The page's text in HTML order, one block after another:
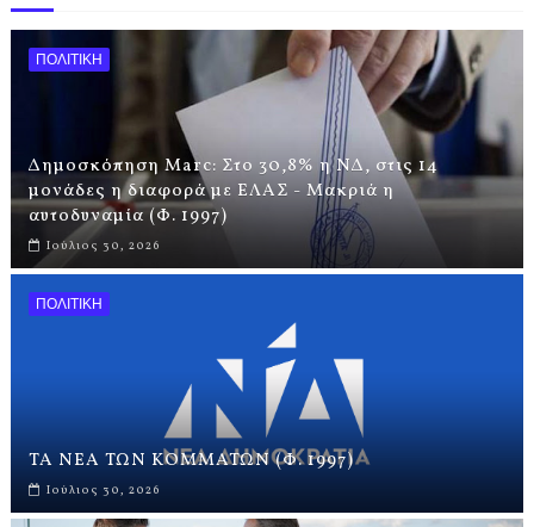
ΠΟΛΙΤΙΚΗ
Δημοσκόπηση Marc: Στο 30,8% η ΝΔ, στις 14
μονάδες η διαφορά με ΕΛΑΣ - Μακριά η
αυτοδυναμία (Φ. 1997)
Ιούλιος 30, 2026
ΠΟΛΙΤΙΚΗ
ΤΑ ΝΕΑ ΤΩΝ ΚΟΜΜΑΤΩΝ (Φ. 1997)
Ιούλιος 30, 2026